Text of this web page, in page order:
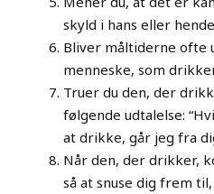
skyld i hans eller
Bliver måltiderne ofte
menneske, som
Truer du den, der
følgende udtalelse:
at drikke, går jeg fra
Når den, der drikker,
så at snuse dig frem